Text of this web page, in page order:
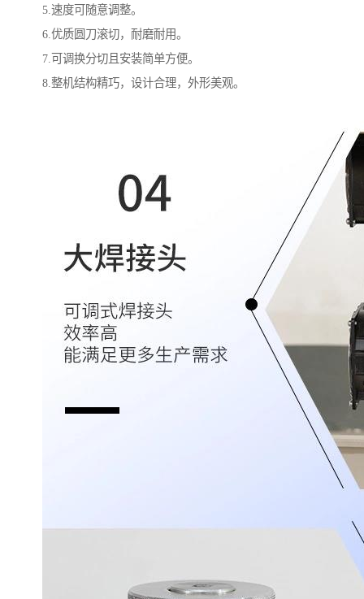
5.速度可随意调整。
6.优质圆刀滚切，耐磨耐用。
7.可调换分切且安装简单方便。
8.整机结构精巧，设计合理，外形美观。